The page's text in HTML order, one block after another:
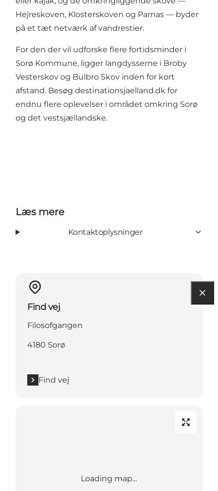
Hejreskoven, Klosterskoven og Parnas — byder
på et tæt netværk af vandrestier.
For den der vil udforske flere fortidsminder i
Sorø Kommune, ligger langdysserne i Broby
Vesterskov og Bulbro Skov inden for kort
afstand. Besøg destinationsjaelland.dk for
endnu flere oplevelser i området omkring Sorø
og det vestsjællandske.
Læs mere
Kontaktoplysninger
Find vej
Filosofgangen
4180 Sorø
Find vej
Loading map...